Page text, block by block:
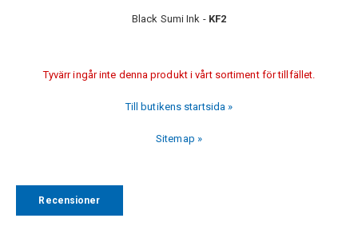
Black Sumi Ink - KF2
Tyvärr ingår inte denna produkt i vårt sortiment för tillfället.
Till butikens startsida »
Sitemap »
Recensioner